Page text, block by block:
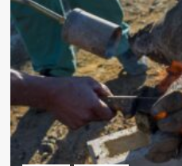
veteranos
buscarán
una
nueva
oportunidad
a
Gargáligas